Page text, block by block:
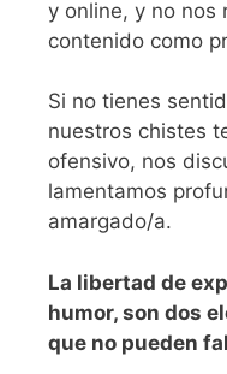
y online, y no nos
contenido como
Si no tienes
nuestros chistes
ofensivo, nos
lamentamos
amargado/a.
La libertad de
humor, son dos
que no pueden